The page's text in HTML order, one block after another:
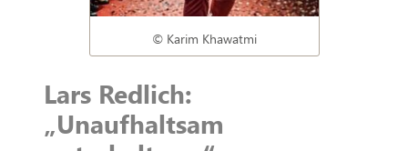
© Karim Khawatmi
Lars Redlich:
„Unaufhaltsam